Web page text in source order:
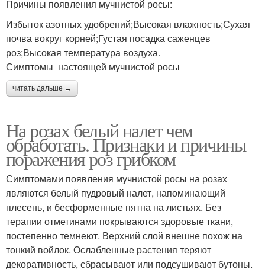
Причины появления мучнистой росы:
Избыток азотных удобрений;Высокая влажность;Сухая
почва вокруг корней;Густая посадка саженцев
роз;Высокая температура воздуха.
Симптомы настоящей мучнистой росы
читать дальше →
На розах белый налет чем
обработать. Признаки и причины
поражения роз грибком
Симптомами появления мучнистой росы на розах
являются белый пудровый налет, напоминающий
плесень, и бесформенные пятна на листьях. Без
терапии отметинами покрываются здоровые ткани,
постепенно темнеют. Верхний слой внешне похож на
тонкий войлок. Ослабленные растения теряют
декоративность, сбрасывают или подсушивают бутоны.